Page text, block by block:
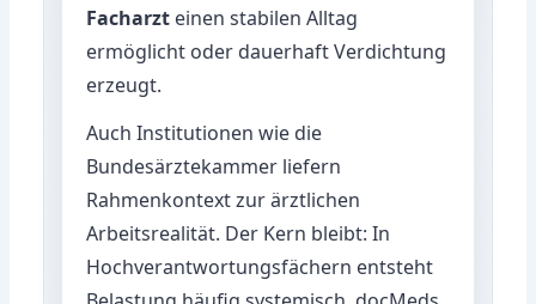
Facharzt einen stabilen Alltag
ermöglicht oder dauerhaft Verdichtung
erzeugt.
Auch Institutionen wie die
Bundesärztekammer liefern
Rahmenkontext zur ärztlichen
Arbeitsrealität. Der Kern bleibt: In
Hochverantwortungsfächern entsteht